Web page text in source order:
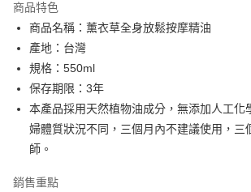
合作金庫商業銀行
華南商業銀行
彰化商業銀行
上海商業儲蓄銀行
國泰世華商業銀行
臺灣中小企業銀行
匯豐（台灣）商業銀行
華泰商業銀行
聯邦商業銀行
遠東國際商
元大商業銀行
永豐商業銀
玉山商業銀行
台灣樂天信用卡公司
6 期 0 利率 每期
華南商業銀行
上海商業儲蓄銀行
國泰世華商業銀行
臺灣中小企業銀行
台中商業銀
匯豐（台灣）商業銀行
華泰商業銀
聯邦商業銀行
元大商業銀行
玉山商業銀行
LINE Pay
Apple Pay
街口支付
悠遊付
商品特色
商品名稱：薰衣草全身放鬆按摩精油
產地：台灣
規格：550ml
保存期限：3年
本產品採用天然植物油成分，無添加人工化
婦體質狀況不同，三個月內不建議使用，三
師。
銷售重點